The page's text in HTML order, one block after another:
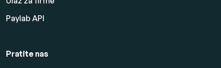
Paylab API
Pratite nas